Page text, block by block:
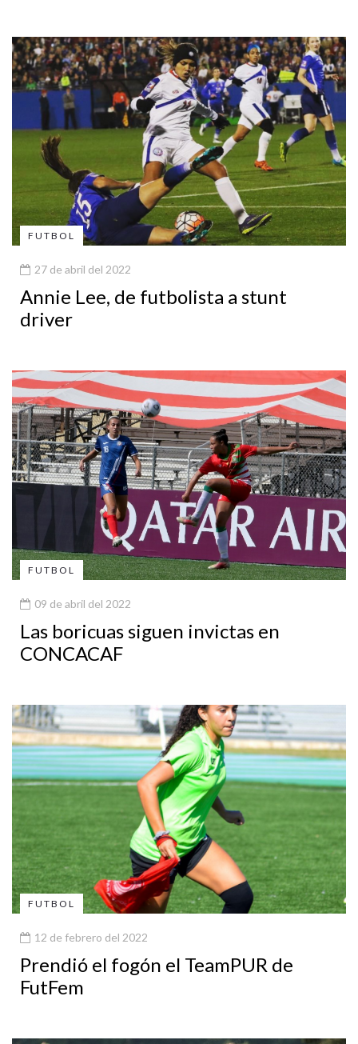
FUTBOL
27 de abril del 2022
Annie Lee, de futbolista a stunt
driver
FUTBOL
09 de abril del 2022
Las boricuas siguen invictas en
CONCACAF
FUTBOL
12 de febrero del 2022
Prendió el fogón el TeamPUR de
FutFem